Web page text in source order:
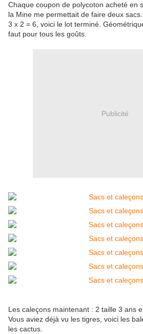
Chaque coupon de polycoton acheté en
la Mine me permettait de faire deux sacs.
3 x 2 = 6, voici le lot terminé.
faut pour tous les goûts.
Publicité
Les caleçons maintenant : 2 taille 3 ans
Vous aviez déjà vu les tigres, voici les
les cactus.